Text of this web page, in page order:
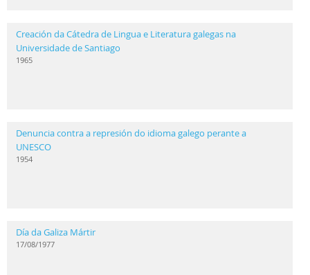
Creación da Cátedra de Lingua e Literatura galegas na
Universidade de Santiago
1965
Denuncia contra a represión do idioma galego perante a
UNESCO
1954
Día da Galiza Mártir
17/08/1977